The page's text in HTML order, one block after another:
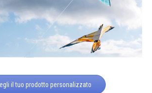
il tuo prodotto personalizzato